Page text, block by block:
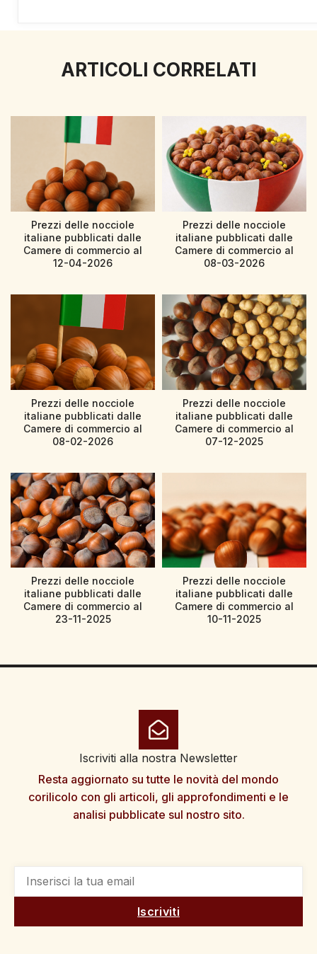
ARTICOLI CORRELATI
Prezzi delle nocciole
italiane pubblicati dalle
Camere di commercio al
12-04-2026
Prezzi delle nocciole
italiane pubblicati dalle
Camere di commercio al
08-03-2026
Prezzi delle nocciole
italiane pubblicati dalle
Camere di commercio al
08-02-2026
Prezzi delle nocciole
italiane pubblicati dalle
Camere di commercio al
07-12-2025
Prezzi delle nocciole
italiane pubblicati dalle
Camere di commercio al
23-11-2025
Prezzi delle nocciole
italiane pubblicati dalle
Camere di commercio al
10-11-2025
Iscriviti alla nostra Newsletter
Resta aggiornato su tutte le novità del mondo
corilicolo con gli articoli, gli approfondimenti e le
analisi pubblicate sul nostro sito.
Iscriviti